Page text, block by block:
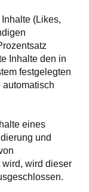
(Likes,
Inhalte den in
festgelegten
automatisch
eines
und
wird dieser